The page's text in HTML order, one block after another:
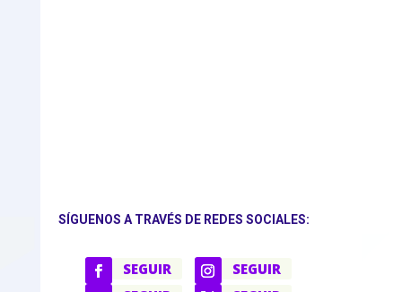
SÍGUENOS A TRAVÉS DE REDES SOCIALES:
SEGUIR
SEGUIR